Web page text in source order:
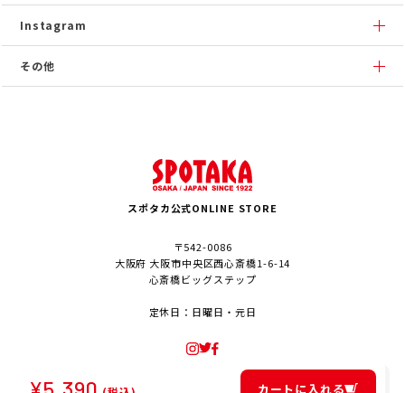
Instagram
その他
スポタカ公式ONLINE STORE
〒542-0086
大阪府 大阪市中央区西心斎橋1-6-14
心斎橋ビッグステップ
定休日：日曜日・元日
カートに入れる